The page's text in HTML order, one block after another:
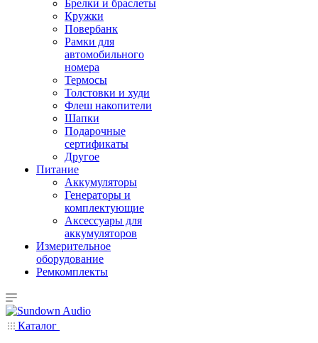
Брелки и браслеты
Кружки
Повербанк
Рамки для
автомобильного
номера
Термосы
Толстовки и худи
Флеш накопители
Шапки
Подарочные
сертификаты
Другое
Питание
Аккумуляторы
Генераторы и
комплектующие
Аксессуары для
аккумуляторов
Измерительное
оборудование
Ремкомплекты
Каталог